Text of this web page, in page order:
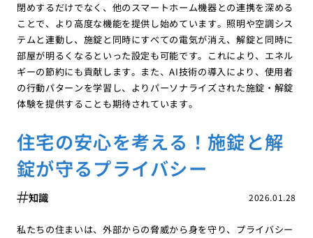
閉めするだけでなく、他のスマートホーム機器との連携を深める
ことで、より高度な機能を提供し始めています。照明や空調シス
テムと連動し、施錠と同時にすべての電気が消え、解錠と同時に
部屋が明るくなるといった設定も可能です。これにより、エネル
ギーの節約にも貢献します。また、AI技術の導入により、使用者
の行動パターンを学習し、よりパーソナライズされた施錠・解錠
体験を提供することも期待されています。
住宅の安心を考える！施錠と解
錠が守るプライバシー
2026.01.28
知識
私たちの住まいは、外部からの脅威から身を守り、プライバシー